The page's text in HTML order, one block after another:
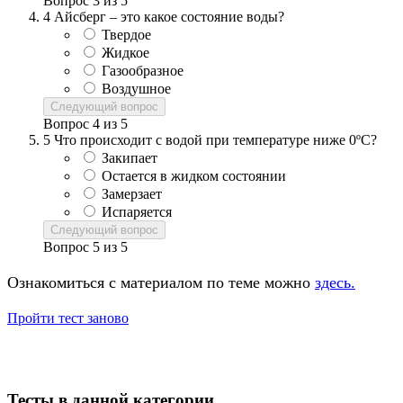
4 Айсберг – это какое состояние воды?
Твердое
Жидкое
Газообразное
Воздушное
Следующий вопрос
Вопрос 4 из 5
5 Что происходит с водой при температуре ниже 0ºС?
Закипает
Остается в жидком состоянии
Замерзает
Испаряется
Следующий вопрос
Вопрос 5 из 5
Ознакомиться с материалом по теме можно здесь.
Пройти тест заново